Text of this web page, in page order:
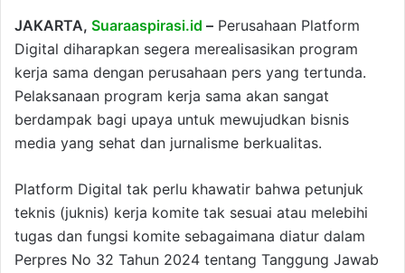
JAKARTA, Suaraaspirasi.id – Perusahaan Platform
Digital diharapkan segera merealisasikan program
kerja sama dengan perusahaan pers yang tertunda.
Pelaksanaan program kerja sama akan sangat
berdampak bagi upaya untuk mewujudkan bisnis
media yang sehat dan jurnalisme berkualitas.
Platform Digital tak perlu khawatir bahwa petunjuk
teknis (juknis) kerja komite tak sesuai atau melebihi
tugas dan fungsi komite sebagaimana diatur dalam
Perpres No 32 Tahun 2024 tentang Tanggung Jawab